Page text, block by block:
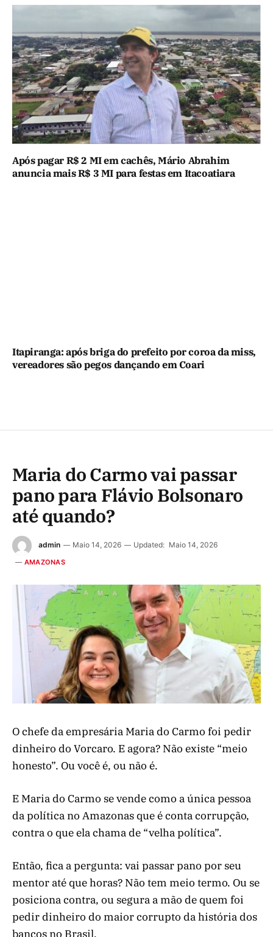
Após pagar R$ 2 MI em cachês, Mário Abrahim
anuncia mais R$ 3 MI para festas em Itacoatiara
Itapiranga: após briga do prefeito por coroa da miss,
vereadores são pegos dançando em Coari
Maria do Carmo vai passar
pano para Flávio Bolsonaro
até quando?
admin Maio 14, 2026 Updated: Maio 14, 2026
AMAZONAS
O chefe da empresária Maria do Carmo foi pedir
dinheiro do Vorcaro. E agora? Não existe “meio
honesto”. Ou você é, ou não é.
E Maria do Carmo se vende como a única pessoa
da política no Amazonas que é conta corrupção,
contra o que ela chama de “velha política”.
Então, fica a pergunta: vai passar pano por seu
mentor até que horas? Não tem meio termo. Ou se
posiciona contra, ou segura a mão de quem foi
pedir dinheiro do maior corrupto da história dos
bancos no Brasil.